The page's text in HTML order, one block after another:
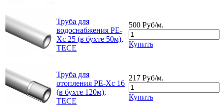
Труба для
водоснабжения РЕ-
Хс 25 (в бухте 50м),
TECE
500 Руб/м.
Купить
Труба для
отопления РЕ-Хс 16
(в бухте 120м),
TECE
217 Руб/м.
Купить